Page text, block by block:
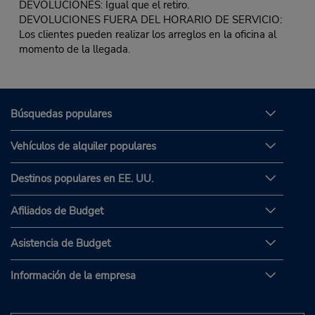
DEVOLUCIONES: Igual que el retiro.
DEVOLUCIONES FUERA DEL HORARIO DE SERVICIO:
Los clientes pueden realizar los arreglos en la oficina al
momento de la llegada.
Búsquedas populares
Vehículos de alquiler populares
Destinos populares en EE. UU.
Afiliados de Budget
Asistencia de Budget
Información de la empresa